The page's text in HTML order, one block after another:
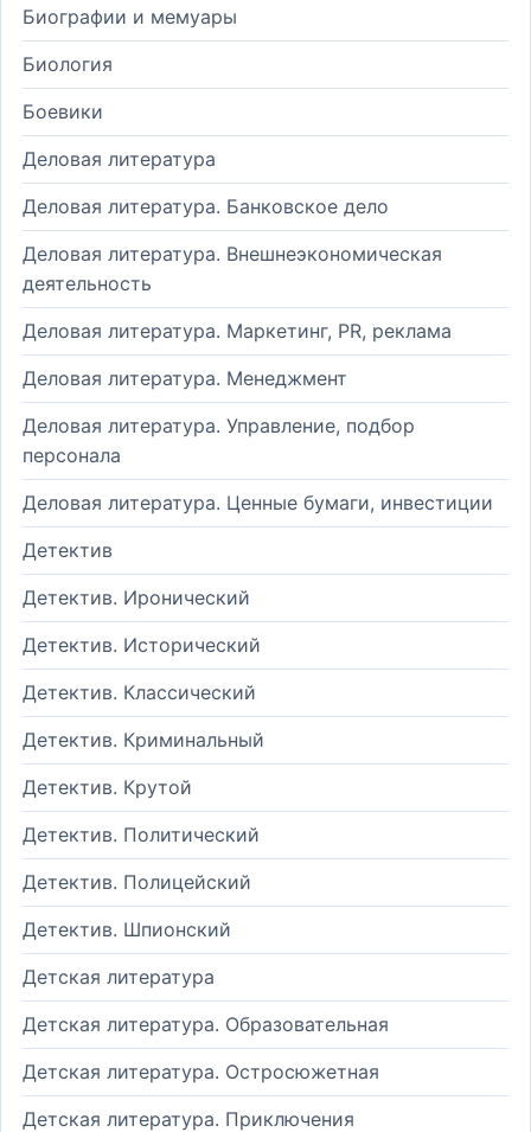
Биографии и мемуары
Биология
Боевики
Деловая литература
Деловая литература. Банковское дело
Деловая литература. Внешнеэкономическая
деятельность
Деловая литература. Маркетинг, PR, реклама
Деловая литература. Менеджмент
Деловая литература. Управление, подбор
персонала
Деловая литература. Ценные бумаги, инвестиции
Детектив
Детектив. Иронический
Детектив. Исторический
Детектив. Классический
Детектив. Криминальный
Детектив. Крутой
Детектив. Политический
Детектив. Полицейский
Детектив. Шпионский
Детская литература
Детская литература. Образовательная
Детская литература. Остросюжетная
Детская литература. Приключения